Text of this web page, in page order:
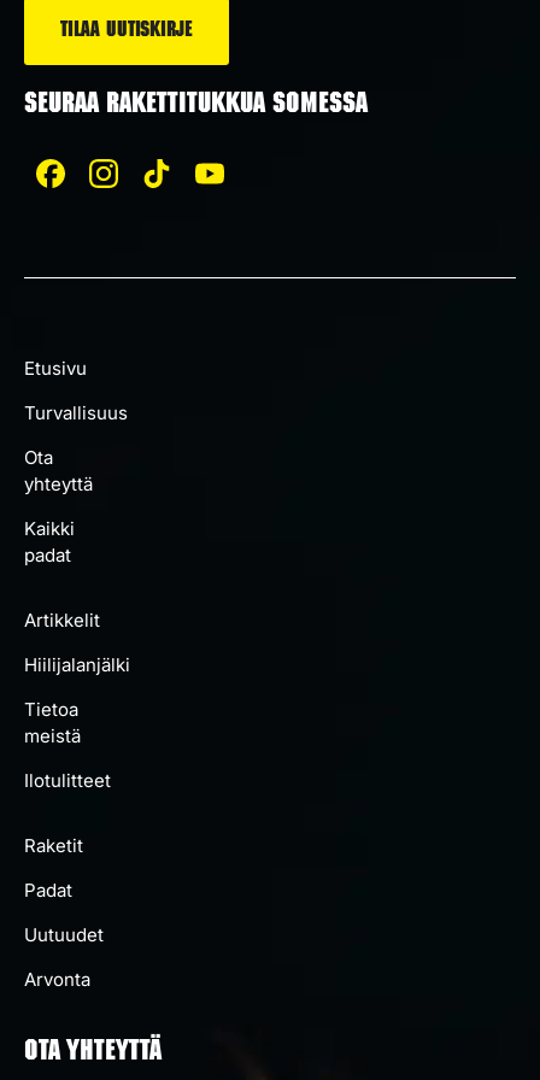
SEURAA RAKETTITUKKUA SOMESSA
Etusivu
Turvallisuus
Ota
yhteyttä
Kaikki
padat
Artikkelit
Hiilijalanjälki
Tietoa
meistä
Ilotulitteet
Raketit
Padat
Uutuudet
Arvonta
OTA YHTEYTTÄ